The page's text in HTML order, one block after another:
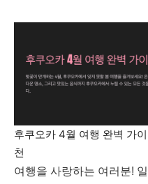
후쿠오카 4월 여행 완벽 가
천
여행을 사랑하는 여러분!